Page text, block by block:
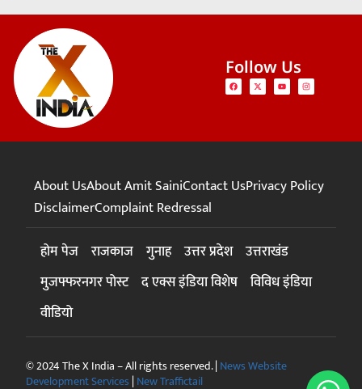
Follow Us
About UsAbout Amit SainiContact UsPrivacy Policy
DisclaimerComplaint Redressal
होम पेज राजकाज गुनाह उत्तर प्रदेश उत्तराखंड
मुजफ्फरनगर पोस्ट द एक्स इंडिया विशेष विविध इंडिया
वीडियो
© 2024 The X India – All rights reserved. | News Website
Development Services | New Traffictail